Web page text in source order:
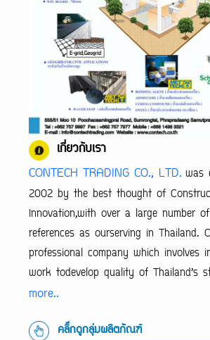
เกี่ยวกับเรา
CONTECH TRADING CO., LTD. was
2002 by the best thought of
Innovation,with over a large number
references as ourserving in Thailand.
professional company which involves
work todevelop quality of Thailand’s
more..
คลิ๊กดูกลุ่มผลิตภัณฑ์